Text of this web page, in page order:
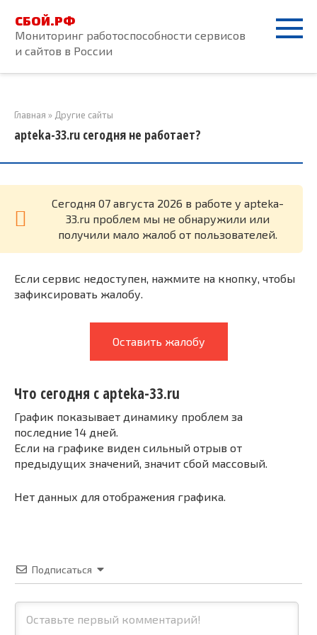
контенту
СБОЙ.РФ
Мониторинг работоспособности сервисов
и сайтов в России
Главная » Другие сайты
apteka-33.ru сегодня не работает?
Cегодня 07 августа 2026 в работе у apteka-
33.ru проблем мы не обнаружили или
получили мало жалоб от пользователей.
Если сервис недоступен, нажмите на кнопку, чтобы
зафиксировать жалобу.
Оставить жалобу
Что сегодня с apteka-33.ru
График показывает динамику проблем за
последние 14 дней.
Если на графике виден сильный отрыв от
предыдущих значений, значит сбой массовый.
Нет данных для отображения графика.
Подписаться